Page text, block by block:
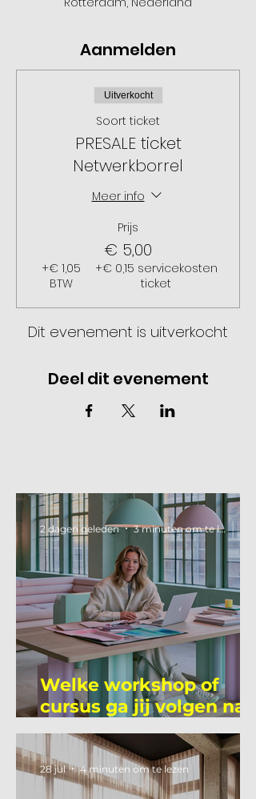
Aanmelden
Uitverkocht
Soort ticket
PRESALE ticket
Netwerkborrel
Meer info
Prijs
€ 5,00
+€ 1,05
BTW
+€ 0,15 servicekosten
ticket
Dit evenement is uitverkocht
Deel dit evenement
Welke workshop of
cursus ga jij volgen na
je vakantie?
2 dagen geleden 3 minuten om te lezen
28 jul 4 minuten om te lezen